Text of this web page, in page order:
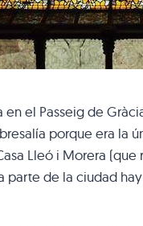
en el Passeig de
porque era la
Lleó i Morera
parte de la ciudad